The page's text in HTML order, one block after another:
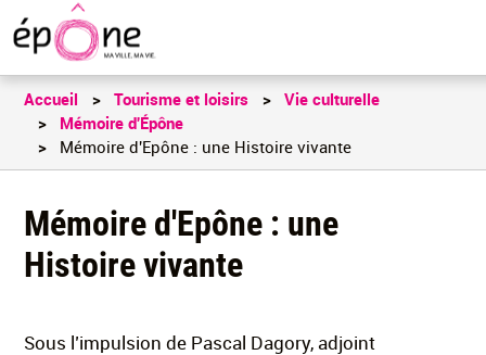
principal
Accueil Tourisme et loisirs
Vie culturelle
Mémoire d'Épône
Mémoire d'Epône : une Histoire vivante
Mémoire d'Epône : une
Histoire vivante
Sous l’impulsion de Pascal Dagory, adjoint